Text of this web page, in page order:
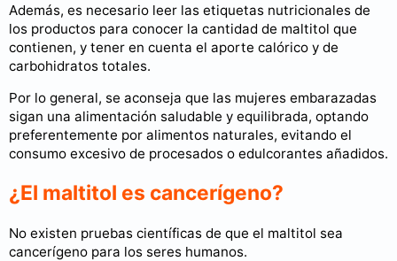
Además, es necesario leer las etiquetas nutricionales de
los productos para conocer la cantidad de maltitol que
contienen, y tener en cuenta el aporte calórico y de
carbohidratos totales.
Por lo general, se aconseja que las mujeres embarazadas
sigan una alimentación saludable y equilibrada, optando
preferentemente por alimentos naturales, evitando el
consumo excesivo de procesados o edulcorantes añadidos.
¿El maltitol es cancerígeno?
No existen pruebas científicas de que el maltitol sea
cancerígeno para los seres humanos.